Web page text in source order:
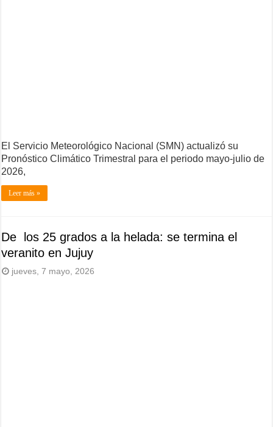
El Servicio Meteorológico Nacional (SMN) actualizó su
Pronóstico Climático Trimestral para el periodo mayo-julio de
2026,
Leer más »
De los 25 grados a la helada: se termina el
veranito en Jujuy
jueves, 7 mayo, 2026